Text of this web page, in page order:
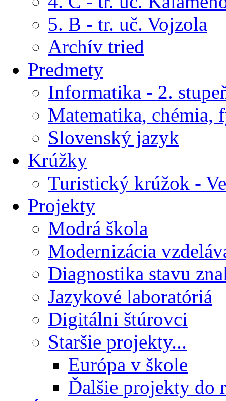
5. B - tr. uč. Vojzola
Archív tried
Predmety
Informatika - 2.
Matematika, chémia,
Slovenský jazyk
Krúžky
Turistický krúžok -
Projekty
Modrá škola
Modernizácia
Diagnostika stavu
Jazykové laboratóriá
Digitálni štúrovci
Staršie projekty...
Európa v škole
Ďalšie projekty do